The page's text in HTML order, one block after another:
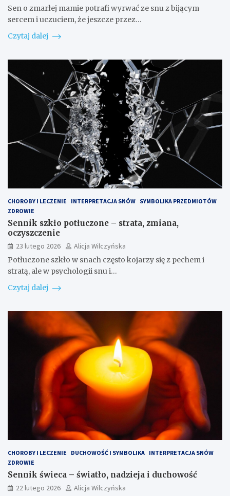
Sen o zmarłej mamie potrafi wyrwać ze snu z bijącym
sercem i uczuciem, że jeszcze przez…
Czytaj dalej
CHOROBY I LECZENIE INTERPRETACJA SNÓW SYMBOLIKA PRZEDMIOTÓW
ZDROWIE
Sennik szkło potłuczone – strata, zmiana,
oczyszczenie
23 lutego 2026
Alicja Wilczyńska
Potłuczone szkło w snach często kojarzy się z pechem i
stratą, ale w psychologii snu i…
Czytaj dalej
CHOROBY I LECZENIE DUCHOWOŚĆ I SYMBOLIKA INTERPRETACJA SNÓW
ZDROWIE
Sennik świeca – światło, nadzieja i duchowość
22 lutego 2026
Alicja Wilczyńska